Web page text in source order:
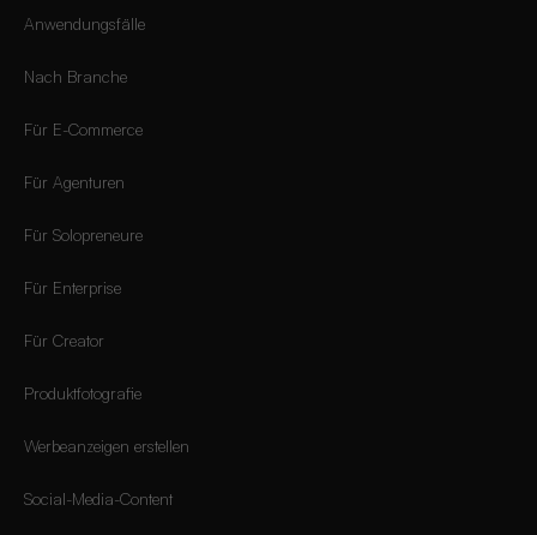
Anwendungsfälle
Nach Branche
Für E-Commerce
Für Agenturen
Für Solopreneure
Für Enterprise
Für Creator
Produktfotografie
Werbeanzeigen erstellen
Social-Media-Content